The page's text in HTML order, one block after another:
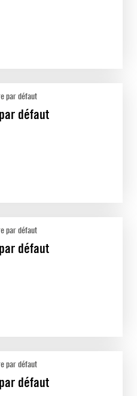
par défaut
défaut
par défaut
défaut
par défaut
défaut